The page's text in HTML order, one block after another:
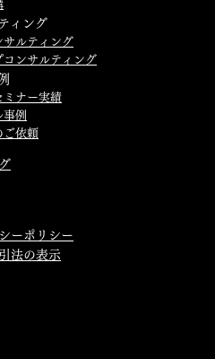
ィング
サルティング
コンサルティング
ミナー実績
事例
ご依頼
ーポリシー
法の表示